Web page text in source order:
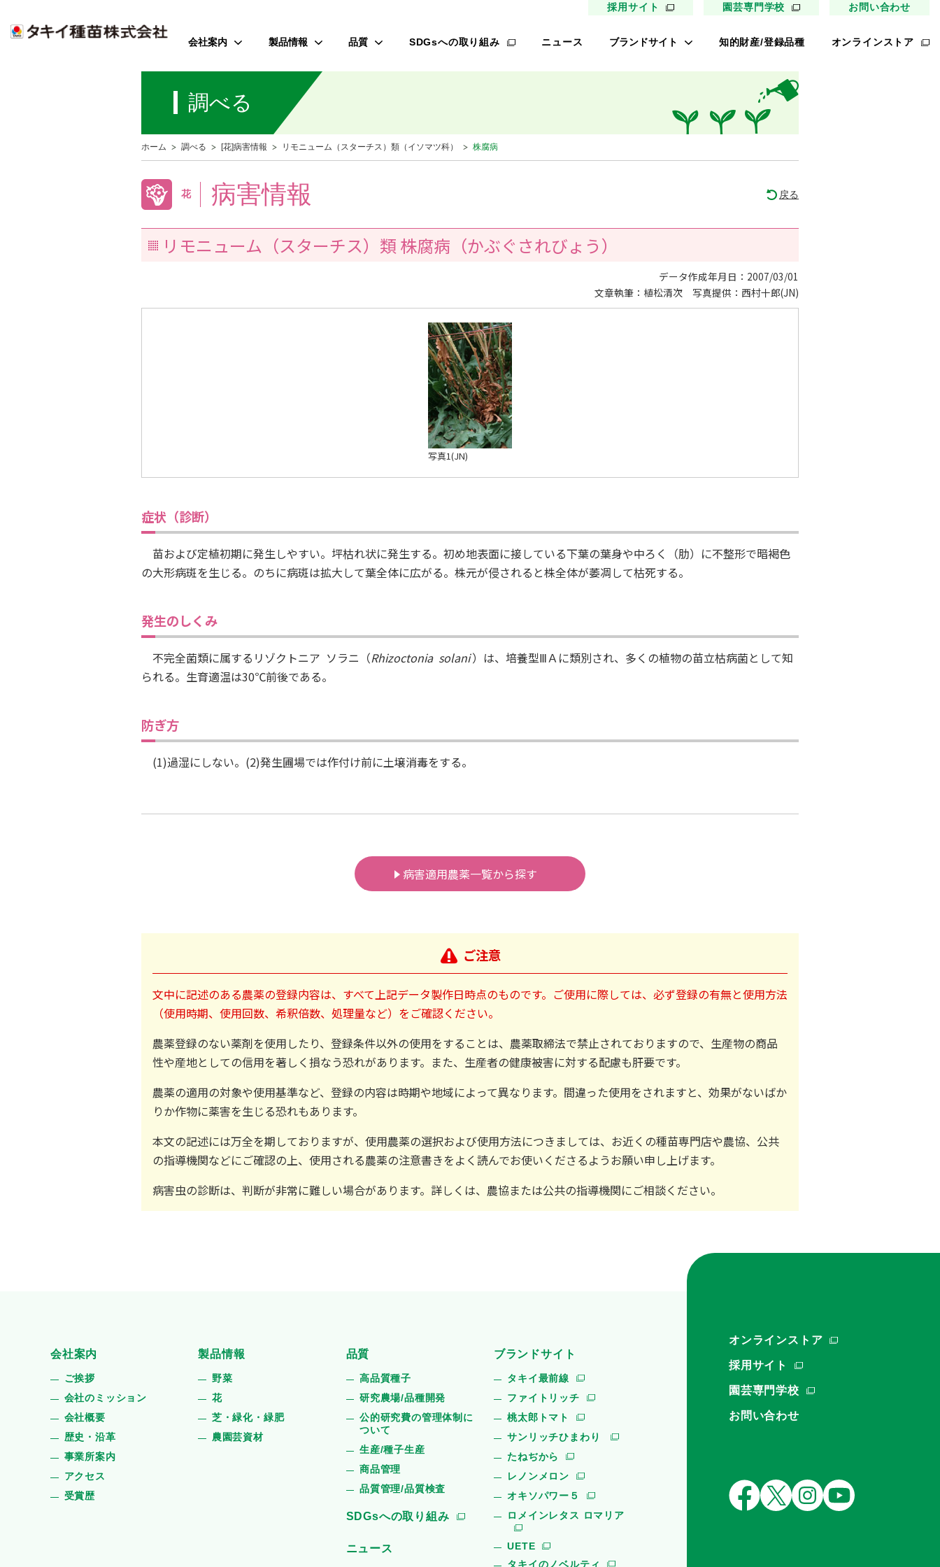
採用サイト 園芸専門学校 お問い合わせ
会社案内
会社のミッション
事業所案内
受賞歴
製品情報
花
芝・緑化・緑肥
品質 SDGsへの取り組み ニュース ブランドサイト
UETE
知的財産/登録品種 オンラインストア
調べる
ホーム 調べる [花]病害情報 リモニューム（スターチス）類（イソマツ科） 株腐病
花 病害情報 戻る
リモニューム（スターチス）類 株腐病（かぶぐされびょう）
データ作成年月日：2007/03/01
文章執筆：植松清次
写真提供：西村十郎(JN)
写真1(JN)
症状（診断）
苗および定植初期に発生しやすい。坪枯れ状に発生する。初め地表面に接している下葉の葉身や中ろく（肋）に不整形で暗褐色
の大形病斑を生じる。のちに病斑は拡大して葉全体に広がる。株元が侵されると株全体が萎凋して枯死する。
発生のしくみ
不完全菌類に属するリゾクトニア ソラニ（Rhizoctonia solani）は、培養型ⅢＡに類別され、多くの植物の苗立枯病菌として知
られる。生育適温は30℃前後である。
防ぎ方
(1)過湿にしない。(2)発生圃場では作付け前に土壌消毒をする。
病害適用農薬一覧から探す
ご注意
文中に記述のある農薬の登録内容は、すべて上記データ製作日時点のものです。ご使用に際しては、必ず登録の有無と使用方法
（使用時期、使用回数、希釈倍数、処理量など）をご確認ください。
農薬登録のない薬剤を使用したり、登録条件以外の使用をすることは、農薬取締法で禁止されておりますので、生産物の商品
性や産地としての信用を著しく損なう恐れがあります。また、生産者の健康被害に対する配慮も肝要です。
農薬の適用の対象や使用基準など、登録の内容は時期や地域によって異なります。間違った使用をされますと、効果がないばか
りか作物に薬害を生じる恐れもあります。
本文の記述には万全を期しておりますが、使用農薬の選択および使用方法につきましては、お近くの種苗専門店や農協、公共
の指導機関などにご確認の上、使用される農薬の注意書きをよく読んでお使いくださるようお願い申し上げます。
病害虫の診断は、判断が非常に難しい場合があります。詳しくは、農協または公共の指導機関にご相談ください。
会社案内
ご挨拶
会社のミッション
会社概要
歴史・沿革
事業所案内
アクセス
受賞歴
製品情報
野菜
花
芝・緑化・緑肥
農園芸資材
品質
高品質種子
研究農場/品種開発
公的研究費の管理体制に
ついて
生産/種子生産
商品管理
品質管理/品質検査
SDGsへの取り組み
ニュース
ブランドサイト
タキイ最前線
ファイトリッチ
桃太郎トマト
サンリッチひまわり
たねぢから
レノンメロン
オキソパワー５
ロメインレタス ロマリア
UETE
タキイのノベルティ
オンラインストア
採用サイト
園芸専門学校
お問い合わせ